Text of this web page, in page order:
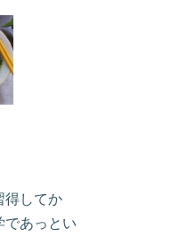
得してか
であっとい